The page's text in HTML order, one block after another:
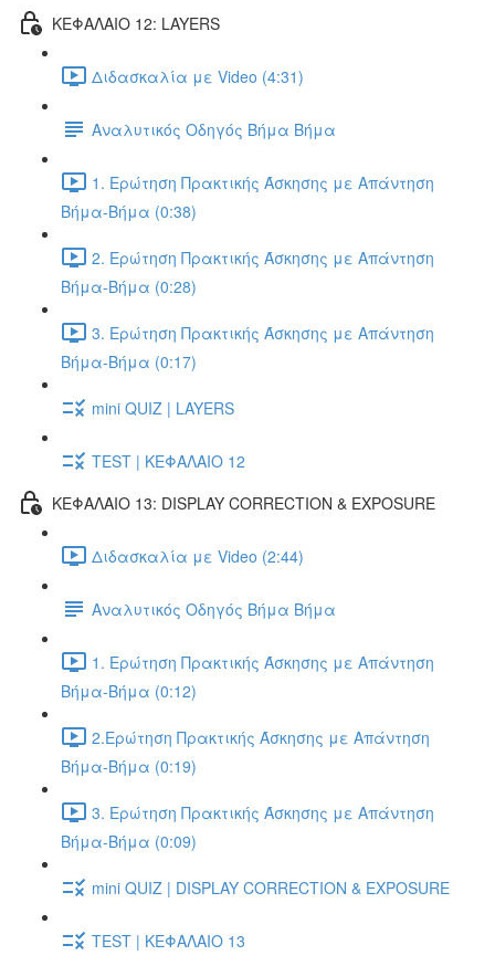
ΚΕΦΑΛΑΙΟ 12: LAYERS
Διδασκαλία με Video (4:31)
Αναλυτικός Οδηγός Βήμα Βήμα
1. Ερώτηση Πρακτικής Άσκησης με Απάντηση
Βήμα-Βήμα (0:38)
2. Ερώτηση Πρακτικής Άσκησης με Απάντηση
Βήμα-Βήμα (0:28)
3. Ερώτηση Πρακτικής Άσκησης με Απάντηση
Βήμα-Βήμα (0:17)
mini QUIZ | LAYERS
TEST | ΚΕΦΑΛΑΙΟ 12
ΚΕΦΑΛΑΙΟ 13: DISPLAY CORRECTION & EXPOSURE
Διδασκαλία με Video (2:44)
Αναλυτικός Οδηγός Βήμα Βήμα
1. Ερώτηση Πρακτικής Άσκησης με Απάντηση
Βήμα-Βήμα (0:12)
2.Ερώτηση Πρακτικής Άσκησης με Απάντηση
Βήμα-Βήμα (0:19)
3. Ερώτηση Πρακτικής Άσκησης με Απάντηση
Βήμα-Βήμα (0:09)
mini QUIZ | DISPLAY CORRECTION & EXPOSURE
TEST | ΚΕΦΑΛΑΙΟ 13